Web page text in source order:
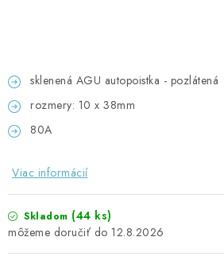
KONTAKTY
Kontakty
sklenená AGU autopoistka - pozlátená
rozmery: 10 x 38mm
80A
Viac informácií
Skladom (44 ks)
12.8.2026